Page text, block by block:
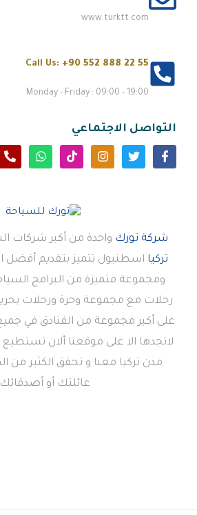
www.turktt.com
Call Us: +90 552 888 22 55
Monday - Friday : 09:00 - 19:00
التواصل الاجتماعي
شركة تورك واحدة من أكبر شركات
تركيا اسطنبول تتميز بتقديم أفضل
ومجموعة متميزة من البرامج
رحلات مع مجموعة وحرة ورحلات
على أكبر مجموعة من الفنادق في جميع
لاتجدها الا على موقعنا ألان
مدن تركيا معنا و تحقق الكثير من
عائلتك أو